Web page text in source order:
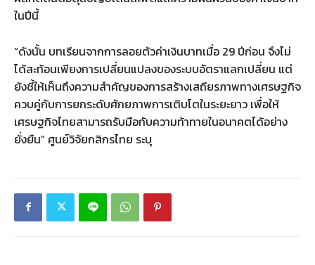
ในปีนี้
“ดังนั้น บทเรียนจากการลอยตัวค่าเงินบาทเมื่อ 29 ปีก่อน จึงไม่
ได้สะท้อนเพียงการเปลี่ยนแปลงของระบบอัตราแลกเปลี่ยน แต่
ยังชี้ให้เห็นถึงความสำคัญของการสร้างเสถียรภาพทางเศรษฐกิจ
ควบคู่กับการยกระดับศักยภาพการเติบโตในระยะยาว เพื่อให้
เศรษฐกิจไทยสามารถรับมือกับความท้าทายในอนาคตได้อย่าง
ยั่งยืน” ศูนย์วิจัยกสิกรไทย ระบุ